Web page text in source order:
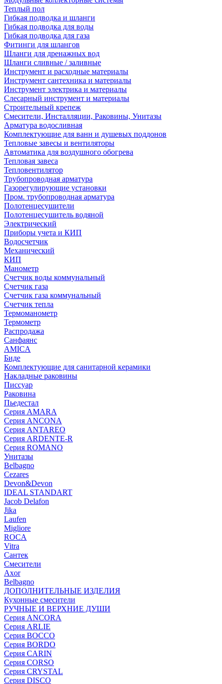
Теплый пол
Гибкая подводка и шланги
Гибкая подводка для воды
Гибкая подводка для газа
Фитинги для шлангов
Шланги для дренажных вод
Шланги сливные / заливные
Инструмент и расходные материалы
Инструмент сантехника и материалы
Инструмент электрика и материалы
Слесарный инструмент и материалы
Строительный крепеж
Смесители, Инсталляции, Раковины, Унитазы
Арматура водосливная
Комплектующие для ванн и душевых поддонов
Тепловые завесы и вентиляторы
Автоматика для воздушного обогрева
Тепловая завеса
Тепловентилятор
Трубопроводная арматура
Газорегулирующие установки
Пром. трубопроводная арматура
Полотенцесушители
Полотенцесушитель водяной
Электрический
Приборы учета и КИП
Водосчетчик
Механический
КИП
Манометр
Счетчик воды коммунальный
Счетчик газа
Счетчик газа коммунальный
Счетчик тепла
Термоманометр
Термометр
Распродажа
Санфаянс
AMICA
Биде
Комплектующие для санитарной керамики
Накладные раковины
Писсуар
Раковина
Пьедестал
Серия AMARA
Серия ANCONA
Серия ANTAREO
Серия ARDENTE-R
Серия ROMANO
Унитазы
Belbagno
Cezares
Devon&Devon
IDEAL STANDART
Jacob Delafon
Jika
Laufen
Migliore
ROCA
Vitra
Сантек
Смесители
Axor
Belbagno
ДОПОЛНИТЕЛЬНЫЕ ИЗДЕЛИЯ
Кухонные смесители
РУЧНЫЕ И ВЕРХНИЕ ДУШИ
Серия ANCORA
Серия ARLIE
Серия BOCCO
Серия BORDO
Серия CARIN
Серия CORSO
Серия CRYSTAL
Серия DISCO